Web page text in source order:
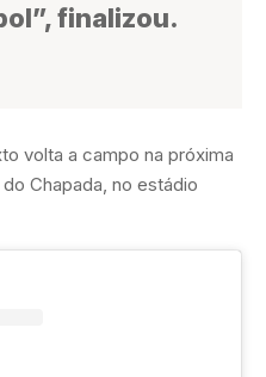
finalizou.
volta a campo na próxima
Chapada, no estádio